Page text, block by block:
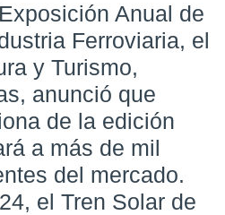
Anual de
Ferroviaria, el
y Turismo,
anunció que
de la edición
a más de mil
del mercado.
el Tren Solar de